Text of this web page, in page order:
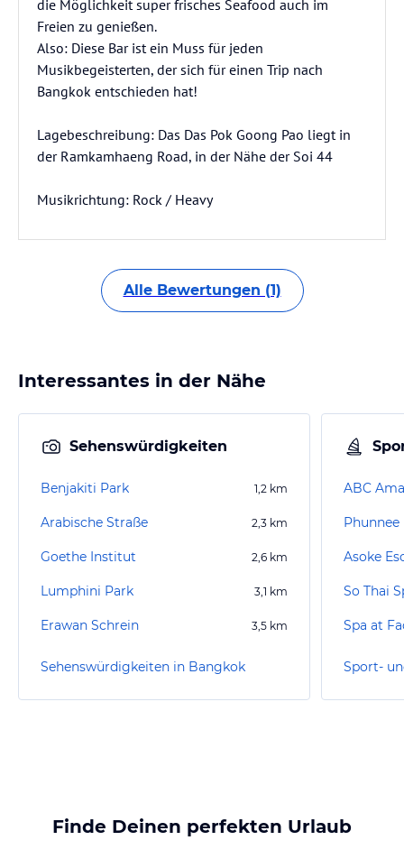
die Möglichkeit super frisches Seafood auch im
Freien zu genießen.
Also: Diese Bar ist ein Muss für jeden
Musikbegeisterten, der sich für einen Trip nach
Bangkok entschieden hat!
Lagebeschreibung: Das Das Pok Goong Pao liegt in
der Ramkamhaeng Road, in der Nähe der Soi 44
Musikrichtung: Rock / Heavy
Alle Bewertungen (1)
Interessantes in der Nähe
Sehenswürdigkeiten
Benjakiti Park 1,2 km
Arabische Straße 2,3 km
Goethe Institut 2,6 km
Lumphini Park 3,1 km
Erawan Schrein 3,5 km
Sehenswürdigkeiten in Bangkok
ABC
Phunnee
Asoke
So Thai
Spa at
Finde Deinen perfekten Urlaub